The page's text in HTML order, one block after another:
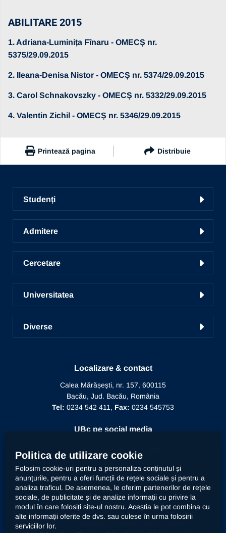
ABILITARE 2015
1. Adriana-Luminița Fînaru - OMECȘ nr.
5375/29.09.2015
2. Ileana-Denisa Nistor - OMECȘ nr. 5374/29.09.2015
3. Carol Schnakovszky - OMECȘ nr. 5332/29.09.2015
4. Valentin Zichil - OMECȘ nr. 5346/29.09.2015
Printează pagina Distribuie
Studenți
Facultăți
Ghid de studii
Liga studențească
Radio UNSR Bacău
Academic TV
Admitere
Conversie, specializare și grade
Admitere
Pregătirea personalului didactic
Învățământ la distanță
Biblioteca
Cercetare
Cercetare în UBc
Acces portal bază de date
Manifestări științifice
Editura Alma Mater
Universitatea
Prezentarea Universității
Alegeri
Relații internaționale
Informații de interes public
Diverse
Recunoaștere funcție didactică
Recunoaștere conducător doctorat
Localizare & contact
Calea Mărășești, nr. 157, 600115
Bacău, Jud. Bacău, România
Tel: 0234 542 411, Fax: 0234 545753
UBc pe social media
Contact
Universitatea „Vasile Alecsandri” din Bacău prelucrează
datele dumneavoastră cu caracter personal, respectiv
Politica de utilizare cookie
Folosim cookie-uri pentru a personaliza conținutul și
anunțurile, pentru a oferi funcții de rețele sociale și pentru a
analiza traficul. De asemenea, le oferim partenerilor de rețele
sociale, de publicitate și de analize informații cu privire la
modul în care folosiți site-ul nostru. Aceștia le pot combina cu
alte informații oferite de dvs. sau culese în urma folosirii
serviciilor lor.